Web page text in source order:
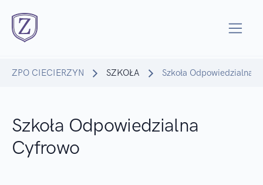
ZPO CIECIERZYN SZKOŁA Szkoła Odpowiedzialna
Szkoła Odpowiedzialna
Cyfrowo